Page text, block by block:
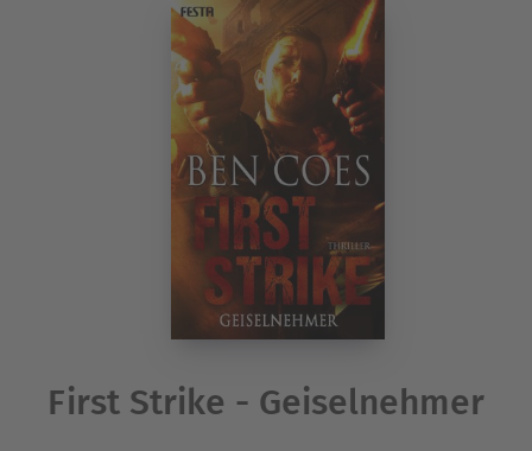
First Strike - Geiselnehmer